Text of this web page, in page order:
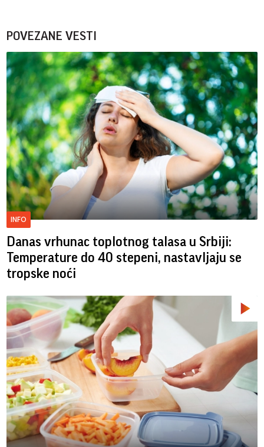
POVEZANE VESTI
INFO
Danas vrhunac toplotnog talasa u Srbiji:
Temperature do 40 stepeni, nastavljaju se
tropske noći